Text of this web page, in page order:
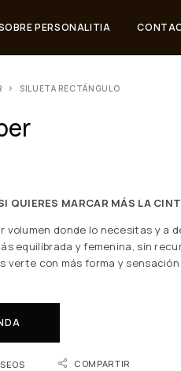
PERSONALITIA
SILUETA RECTÁNGULO
QUIERES MARCAR MÁS LA
volumen donde lo necesitas y a
equilibrada y femenina, sin
verte con más forma y
COMPARTIR